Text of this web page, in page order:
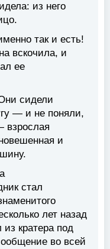
из него
так и есть!
вскочила, и
ее
сидели
— и не поняли,
взрослая
и
стал
лет назад
кратера под
во всей